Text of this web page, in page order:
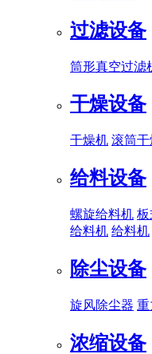
过滤设备
筒形真空过滤
干燥设备
干燥机 滚筒
给料设备
螺旋给料机 板
给料机 给料机
除尘设备
旋风除尘器 重
浓缩设备